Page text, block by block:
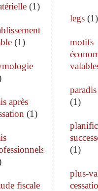
(1)
(1)
après
(1)
fiscale
legs(1)
motifs
(1)
(1)
plus-